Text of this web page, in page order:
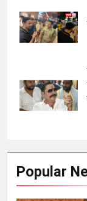
Popular